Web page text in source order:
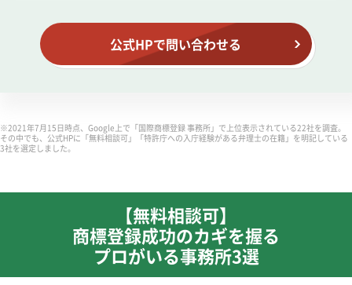
公式HPで問い合わせる
※2021年7月15日時点、Google上で「国際商標登録 事務所」で上位表示されている22社を調査。
その中でも、公式HPに「無料相談可」「特許庁への入庁経験がある弁理士の在籍」を明記している
3社を選定しました。
【無料相談可】
商標登録成功のカギを握る
プロがいる事務所3選